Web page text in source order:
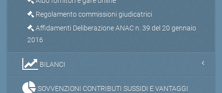
Regolamento commissioni giudicatrici
Affidamenti Deliberazione ANAC n. 39 del 20 gennaio
2016
BILANCI
SOVVENZIONI CONTRIBUTI SUSSIDI E VANTAGGI